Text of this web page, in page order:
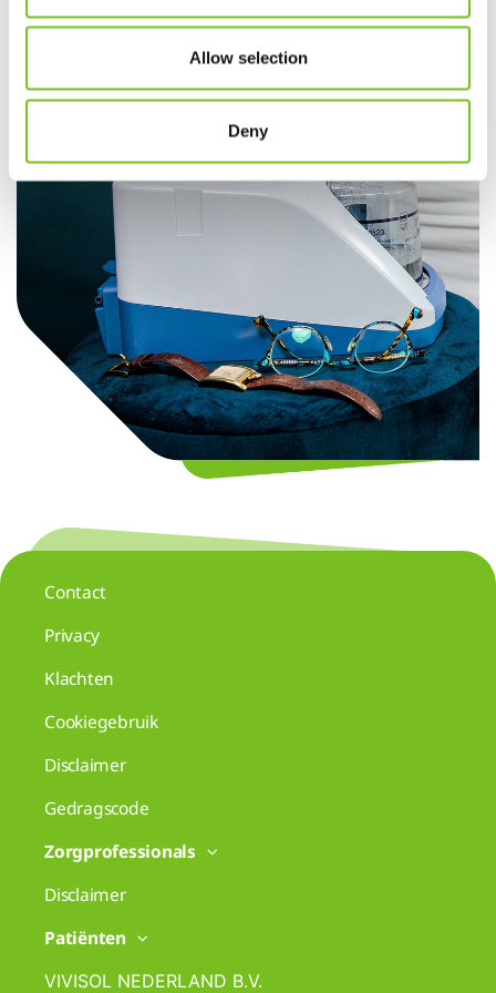
Allow selection
Deny
support nodig? Wij staan 24/7 klaar.
Contact
Privacy
Klachten
Cookiegebruik
Disclaimer
Gedragscode
Zorgprofessionals
Disclaimer
Patiënten
VIVISOL NEDERLAND B.V.